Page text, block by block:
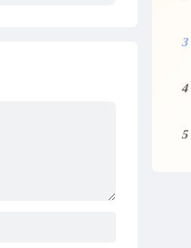
3
4
5